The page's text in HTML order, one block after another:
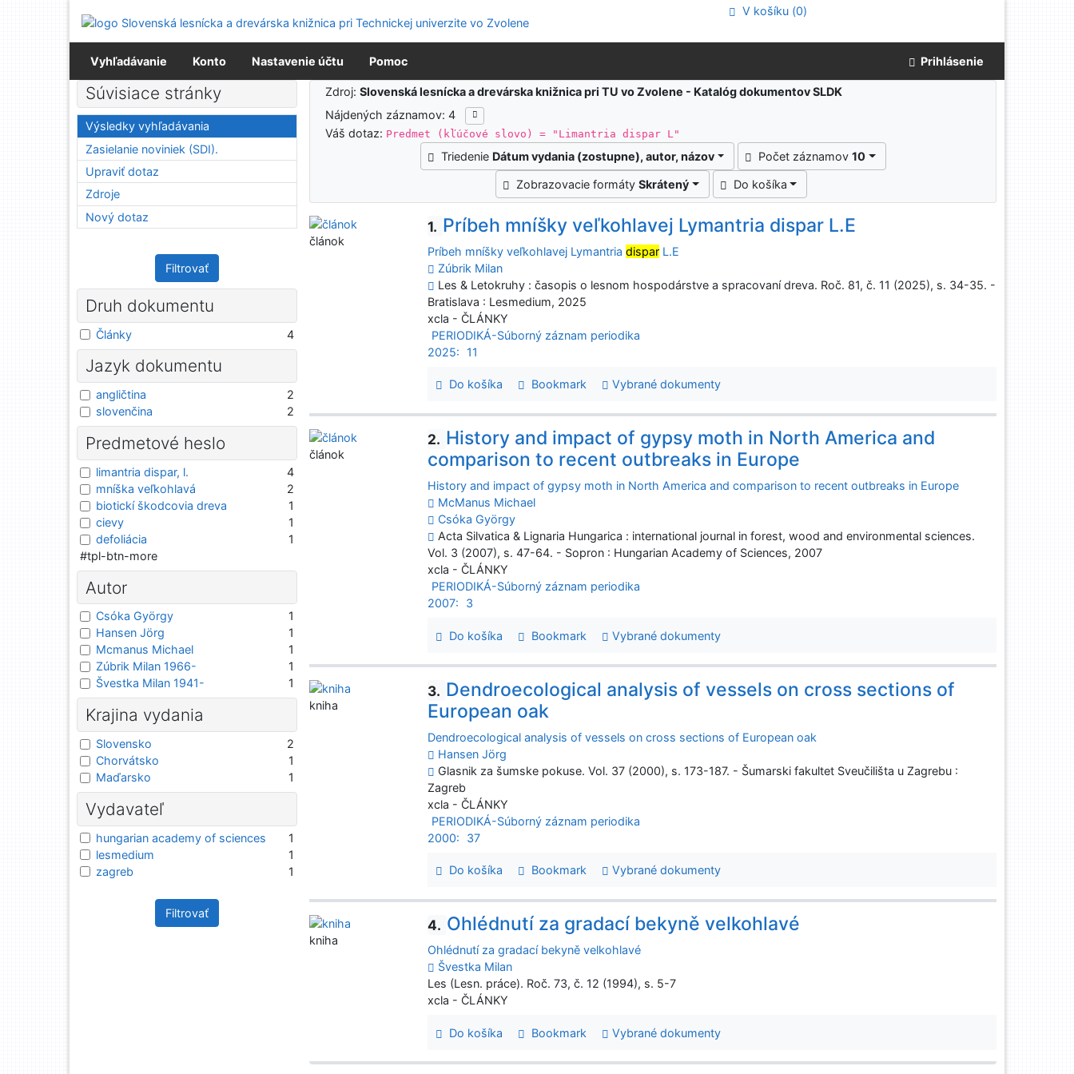
Prejsť na menu
Prehlásenie o webovej prístupnosti
V košíku (0)
Vyhľadávanie Konto Nastavenie účtu Pomoc Prihlásenie
Výsledky vyhľadávania
Zdroj:Slovenská lesnícka a drevárska knižnica pri TU vo Zvolene - Katalóg dokumentov SLDK
Nájdených záznamov: 4
Váš dotaz: Predmet (kľúčové slovo) = "Limantria dispar L"
Triedenie Dátum vydania (zostupne), autor, názov Počet záznamov10
Zobrazovacie formátySkrátený Do košíka
1. Príbeh mníšky veľkohlavej Lymantria dispar L.E
Príbeh mníšky veľkohlavej Lymantriadispar L.E
Zúbrik Milan
Les & Letokruhy : časopis o lesnom hospodárstve a spracovaní dreva. Roč. 81, č. 11 (2025), s. 34-35. -
Bratislava : Lesmedium, 2025
xcla - ČLÁNKY
PERIODIKÁ-Súborný záznam periodika
2025:
11
Do košíka Bookmark Vybrané dokumenty
článok
2. History and impact of gypsy moth in North America and
comparison to recent outbreaks in Europe
History and impact of gypsy moth in North America and comparison to recent outbreaks in Europe
McManus Michael
Csóka György
Acta Silvatica & Lignaria Hungarica : international journal in forest, wood and environmental sciences.
Vol. 3 (2007), s. 47-64. - Sopron : Hungarian Academy of Sciences, 2007
xcla - ČLÁNKY
PERIODIKÁ-Súborný záznam periodika
2007:
3
Do košíka Bookmark Vybrané dokumenty
článok
3. Dendroecological analysis of vessels on cross sections of
European oak
Dendroecological analysis of vessels on cross sections of European oak
Hansen Jörg
Glasnik za šumske pokuse. Vol. 37 (2000), s. 173-187. - Šumarski fakultet Sveučilišta u Zagrebu :
Zagreb
xcla - ČLÁNKY
PERIODIKÁ-Súborný záznam periodika
2000:
37
Do košíka Bookmark Vybrané dokumenty
kniha
4. Ohlédnutí za gradací bekyně velkohlavé
Ohlédnutí za gradací bekyně velkohlavé
Švestka Milan
Les (Lesn. práce). Roč. 73, č. 12 (1994), s. 5-7
xcla - ČLÁNKY
Do košíka Bookmark Vybrané dokumenty
kniha
Súvisiace stránky
Výsledky vyhľadávania
Zasielanie noviniek (SDI).
Upraviť dotaz
Zdroje
Nový dotaz
Filtrovať
Druh dokumentu
Články 4
Jazyk dokumentu
angličtina
2
slovenčina
2
Predmetové heslo
limantria dispar, l.
4
mníška veľkohlavá
2
biotickí škodcovia dreva
1
cievy
1
defoliácia
1
#tpl-btn-more
Autor
Csóka György
1
Hansen Jörg
1
Mcmanus Michael
1
Zúbrik Milan 1966-
1
Švestka Milan 1941-
1
Krajina vydania
Slovensko
2
Chorvátsko
1
Maďarsko
1
Vydavateľ
hungarian academy of sciences
1
lesmedium
1
zagreb
1
Filtrovať